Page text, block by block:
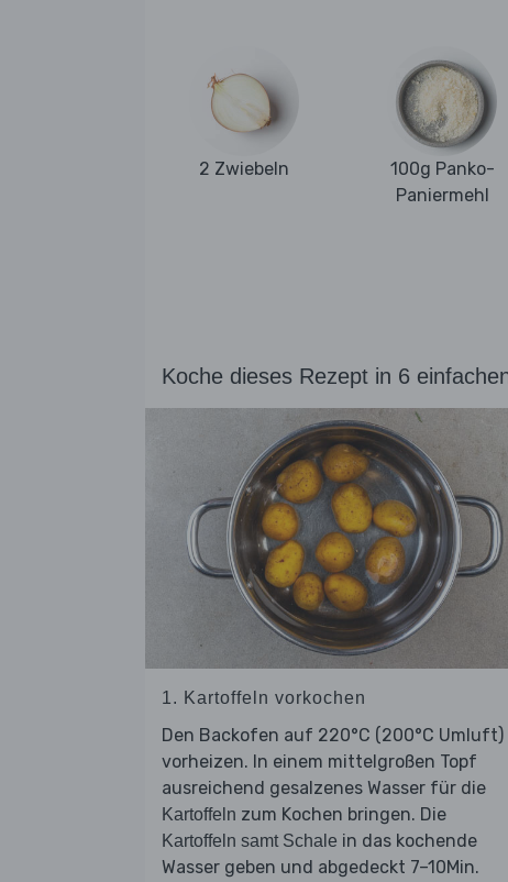
2 Zwiebeln
100g Panko-
Paniermehl
Koche dieses Rezept in 6
1. Kartoffeln vorkochen
Den Backofen auf 220°C (200°C Umluft)
vorheizen. In einem mittelgroßen Topf
ausreichend gesalzenes Wasser für die
Kartoffeln zum Kochen bringen. Die
Kartoffeln samt Schale in das kochende
Wasser geben und abgedeckt 7–10Min.